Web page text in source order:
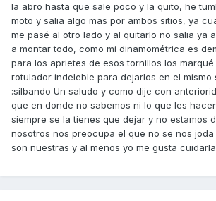
la abro hasta que sale poco y la quito, he
moto y salia algo mas por ambos sitios, ya
me pasé al otro lado y al quitarlo no salia ya
a montar todo, como mi dinamométrica es
para los aprietes de esos tornillos los
rotulador indeleble para dejarlos en el mismo
:silbando Un saludo y como dije con
que en donde no sabemos ni lo que les
siempre se la tienes que dejar y no estamos
nosotros nos preocupa el que no se nos
son nuestras y al menos yo me gusta